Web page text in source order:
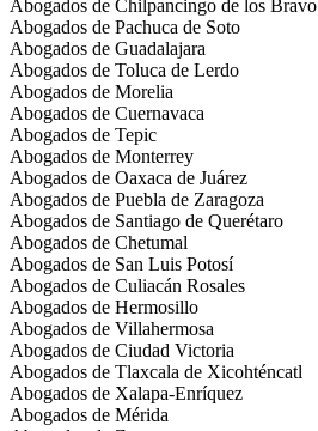
Abogados de Chilpancingo de los Bravo
Abogados de Pachuca de Soto
Abogados de Guadalajara
Abogados de Toluca de Lerdo
Abogados de Morelia
Abogados de Cuernavaca
Abogados de Tepic
Abogados de Monterrey
Abogados de Oaxaca de Juárez
Abogados de Puebla de Zaragoza
Abogados de Santiago de Querétaro
Abogados de Chetumal
Abogados de San Luis Potosí
Abogados de Culiacán Rosales
Abogados de Hermosillo
Abogados de Villahermosa
Abogados de Ciudad Victoria
Abogados de Tlaxcala de Xicohténcatl
Abogados de Xalapa-Enríquez
Abogados de Mérida